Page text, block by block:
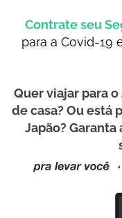
Contrate seu
para a Covid-19
Quer viajar para
de casa? Ou está
Japão?